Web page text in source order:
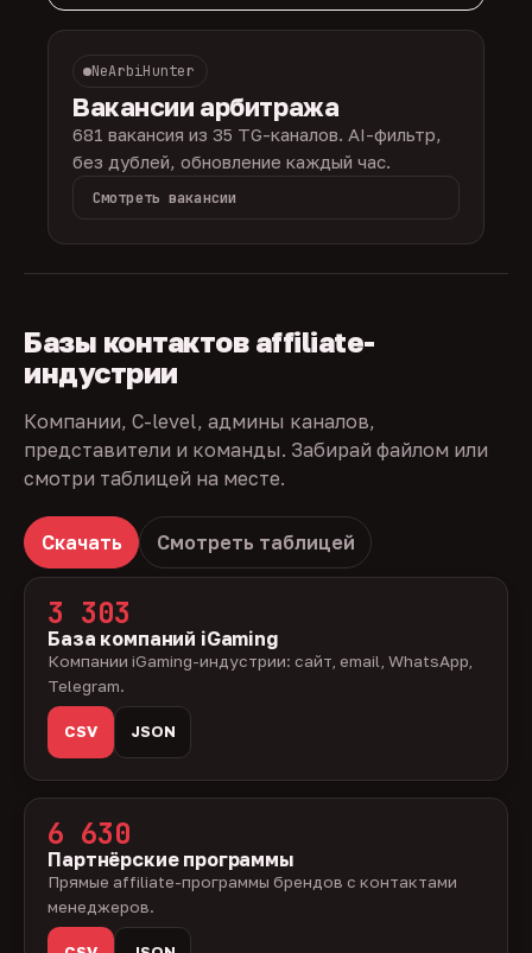
NeArbiHunter
Вакансии арбитража
681 вакансия из 35 TG-каналов. AI-фильтр,
без дублей, обновление каждый час.
Смотреть вакансии
Базы контактов affiliate-
индустрии
Компании, C-level, админы каналов,
представители и команды. Забирай файлом или
смотри таблицей на месте.
Скачать Смотреть таблицей
3 303
База компаний iGaming
Компании iGaming-индустрии: сайт, email, WhatsApp,
Telegram.
CSV JSON
6 630
Партнёрские программы
Прямые affiliate-программы брендов с контактами
менеджеров.